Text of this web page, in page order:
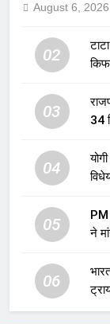
August 6, 2026
02
03
34
04
05
PM
ने
06